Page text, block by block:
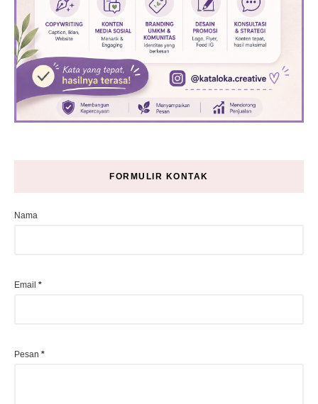
FORMULIR KONTAK
Nama
Email *
Pesan *